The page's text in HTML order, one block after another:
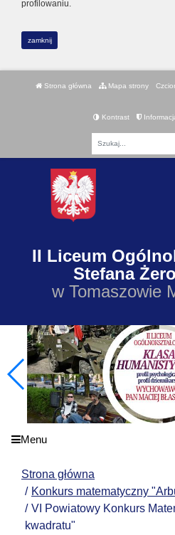
profilowaniu.
zamknij
Strona główna Mapa strony
Kontrast
II Liceum
Stefana
w Tomaszowie
Menu
Strona główna
Konkurs matematyczny
VI Powiatowy Konkurs
kwadratu"